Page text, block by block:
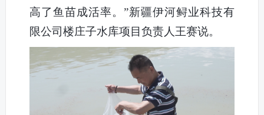
高了鱼苗成活率。”新疆伊河鲟业科技有
限公司楼庄子水库项目负责人王赛说。